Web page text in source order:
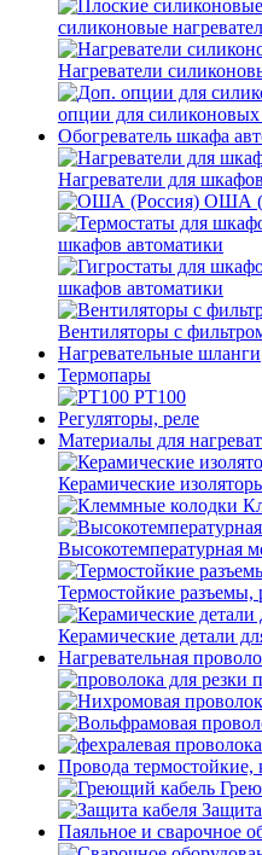
силиконовые
Нагреватели
опции для силиконовых
Обогреватель шкафа
Нагреватели для
ОША
шкафов автоматики
шкафов автоматики
Вентиляторы с
Нагревательные шланги
Термопары
PT100
Регуляторы, реле
Материалы для
Керамические
Высокотемпературная
Термостойкие разъемы,
Керамические детали
Нагревательная
Провода термостойкие,
Паяльное и сварочное